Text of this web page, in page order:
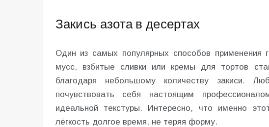
Закись азота в десертах
Один из самых популярных способов
мусс, взбитые сливки или кремы для тортов
благодаря небольшому количеству закиси.
почувствовать себя настоящим
идеальной текстуры. Интересно, что именно
лёгкость долгое время, не теряя форму.